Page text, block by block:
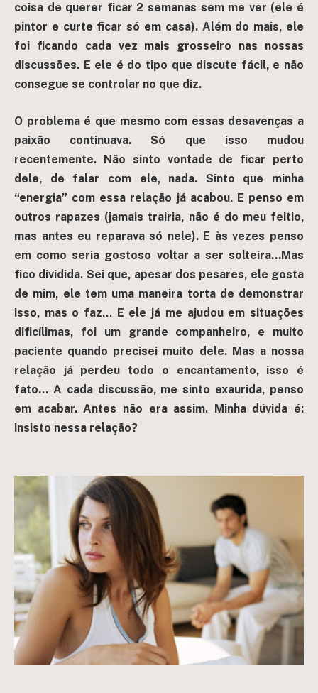
coisa de querer ficar 2 semanas sem me ver (ele é
pintor e curte ficar só em casa). Além do mais, ele
foi ficando cada vez mais grosseiro nas nossas
discussões. E ele é do tipo que discute fácil, e não
consegue se controlar no que diz.
O problema é que mesmo com essas desavenças a
paixão continuava. Só que isso mudou
recentemente. Não sinto vontade de ficar perto
dele, de falar com ele, nada. Sinto que minha
“energia” com essa relação já acabou. E penso em
outros rapazes (jamais trairia, não é do meu feitio,
mas antes eu reparava só nele). E às vezes penso
em como seria gostoso voltar a ser solteira…Mas
fico dividida. Sei que, apesar dos pesares, ele gosta
de mim, ele tem uma maneira torta de demonstrar
isso, mas o faz… E ele já me ajudou em situações
dificílimas, foi um grande companheiro, e muito
paciente quando precisei muito dele. Mas a nossa
relação já perdeu todo o encantamento, isso é
fato… A cada discussão, me sinto exaurida, penso
em acabar. Antes não era assim. Minha dúvida é:
insisto nessa relação?